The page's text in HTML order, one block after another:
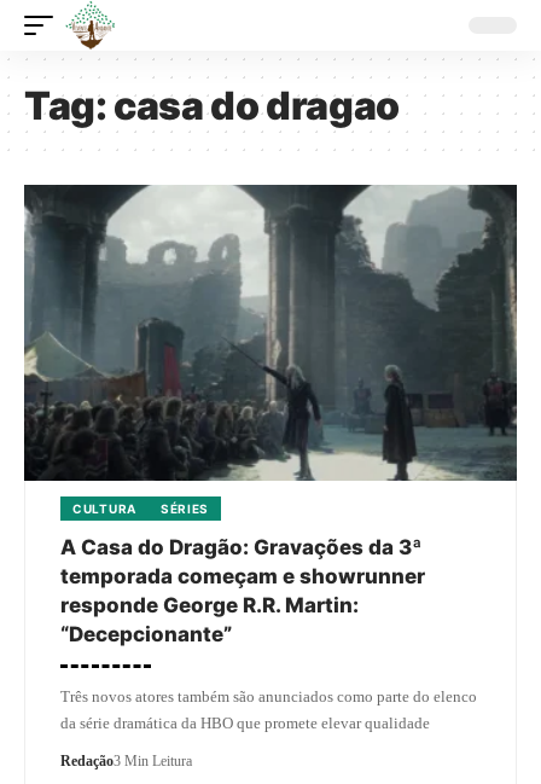
Tag:casa do dragao
CULTURA SÉRIES
A Casa do Dragão: Gravações da 3ª
temporada começam e showrunner
responde George R.R. Martin:
“Decepcionante”
Três novos atores também são anunciados como parte do elenco
da série dramática da HBO que promete elevar qualidade
Redação3 Min Leitura